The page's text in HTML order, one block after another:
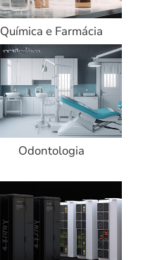
Química e Farmácia
Odontologia